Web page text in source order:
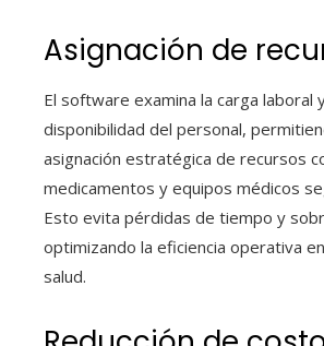
Asignación de
El software examina la carga laboral
disponibilidad del personal,
asignación estratégica de recursos
medicamentos y equipos médicos
Esto evita pérdidas de tiempo y
optimizando la eficiencia operativa
salud.